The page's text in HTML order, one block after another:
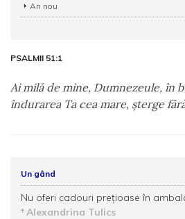
An nou
PSALMII 51:1
Ai milă de mine, Dumnezeule, în
îndurarea Ta cea mare, şterge
Un gând
Nu oferi cadouri prețioase în
Alexandrina Tulics